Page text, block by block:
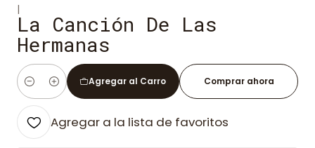
|
La Canción De Las
Hermanas
Cantidad
Agregar al Carro Comprar ahora
Agregar a la lista de favoritos